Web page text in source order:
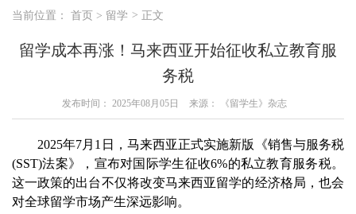
首页 原创
环球 人物 来华 视频
综合 深度 专题 实用信息
招聘信息 更多数据
当前位置： 首页 > 留学 > 正文
留学成本再涨！马来西亚开始征收私立教育服
务税
发布时间： 2025年08月05日 来源： 《留学生》杂志
2025年7月1日，马来西亚正式实施新版《销售与服务税
(SST)法案》，宣布对国际学生征收6%的私立教育服务税。
这一政策的出台不仅将改变马来西亚留学的经济格局，也会
对全球留学市场产生深远影响。